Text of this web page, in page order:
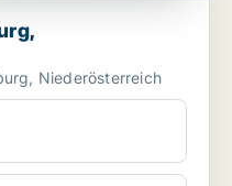
Niederösterreich